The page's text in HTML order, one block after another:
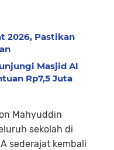
2026, Pastikan
Masjid Al
Rp7,5 Juta
Mahyuddin
sekolah di
sederajat kembali